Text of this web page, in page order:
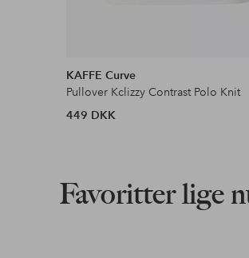
KAFFE Curve
Pullover Kclizzy Contrast Polo Knit
449 DKK
Favoritter lige